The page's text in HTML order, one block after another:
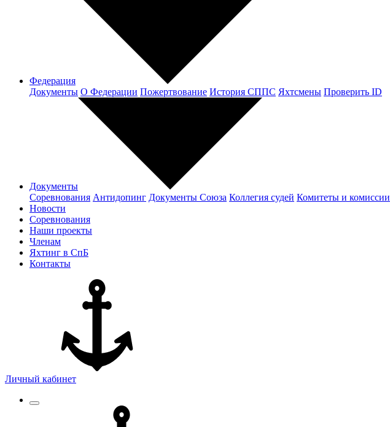
Федерация
Документы О Федерации Пожертвование История СППС Яхтсмены Проверить ID
Документы
Соревнования Антидопинг Документы Cоюза Коллегия судей Комитеты и комиссии
Новости
Соревнования
Наши проекты
Членам
Яхтинг в СпБ
Контакты
Личный кабинет